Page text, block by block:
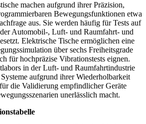
machen aufgrund ihrer Präzision,
Bewegungsfunktionen etwa
aus. Sie werden häufig für Tests auf
Automobil-, Luft- und Raumfahrt- und
Elektrische Tische ermöglichen eine
über sechs Freiheitsgrade
für hochpräzise Vibrationstests eignen.
in der Luft- und Raumfahrtindustrie
aufgrund ihrer Wiederholbarkeit
die Validierung empfindlicher Geräte
unerlässlich macht.